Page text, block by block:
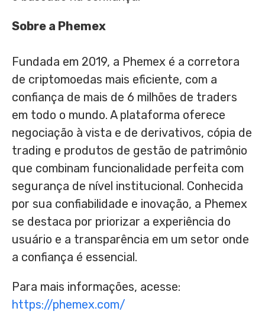
Sobre a Phemex
Fundada em 2019, a Phemex é a corretora
de criptomoedas mais eficiente, com a
confiança de mais de 6 milhões de traders
em todo o mundo. A plataforma oferece
negociação à vista e de derivativos, cópia de
trading e produtos de gestão de patrimônio
que combinam funcionalidade perfeita com
segurança de nível institucional. Conhecida
por sua confiabilidade e inovação, a Phemex
se destaca por priorizar a experiência do
usuário e a transparência em um setor onde
a confiança é essencial.
Para mais informações, acesse:
https://phemex.com/